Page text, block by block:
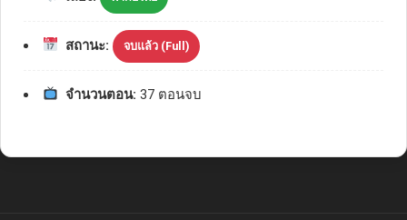
สถานะ: จบแล้ว (Full)
จำนวนตอน: 37 ตอนจบ